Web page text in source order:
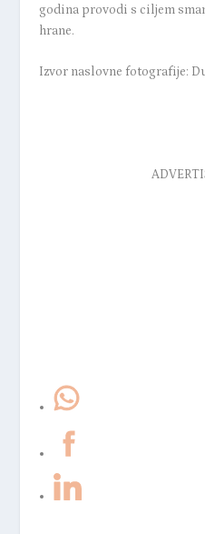
godina provodi s ciljem
hrane.
Izvor naslovne fotografije: